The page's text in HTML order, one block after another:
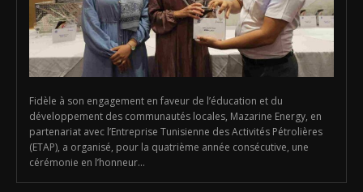
Fidèle à son engagement en faveur de l’éducation et du
développement des communautés locales, Mazarine Energy, en
partenariat avec l’Entreprise Tunisienne des Activités Pétrolières
(ETAP), a organisé, pour la quatrième année consécutive, une
cérémonie en l’honneur...